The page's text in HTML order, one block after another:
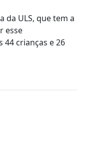
da ULS, que tem a
esse
crianças e 26